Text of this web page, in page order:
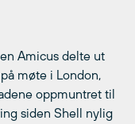
Amicus delte ut
møte i London,
oppmuntret til
siden Shell nylig